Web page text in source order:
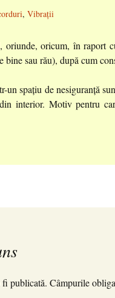
, Vibrații
oriunde, oricum, în raport
bine sau rău), după cum
un spațiu de nesiguranță
interior. Motiv pentru
fi publicată. Câmpurile